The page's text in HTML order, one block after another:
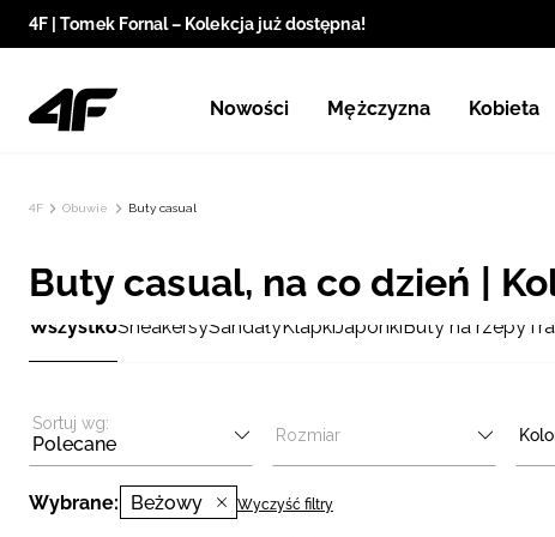
4F | Tomek Fornal – Kolekcja już dostępna!
Nowości Mężczyzna Kobieta
4F Obuwie Buty casual
Buty casual, na co dzień |
WszystkoSneakersySandałyKlapkiJaponkiButy na rzepy
Sortuj wg:
Polecane Rozmiar
Wybrane: Beżowy Wyczyść filtry